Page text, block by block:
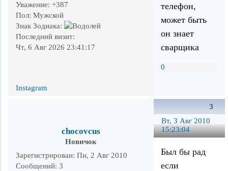
Уважение: +387
Пол: Мужской
Знак Зодиака:
Последний визит:
Чт, 6 Авг 2026 23:41:17
телефон,
может быть
он знает
сварщика
0
Instagram
3
Вт, 3 Авг 2010
15:23:04
chocovcus
Новичок
Зарегистрирован: Пн, 2 Авг 2010
Сообщений: 3
Был бы рад
если